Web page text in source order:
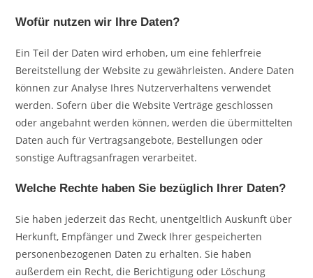
Wofür nutzen wir Ihre Daten?
Ein Teil der Daten wird erhoben, um eine fehlerfreie
Bereitstellung der Website zu gewährleisten. Andere Daten
können zur Analyse Ihres Nutzerverhaltens verwendet
werden. Sofern über die Website Verträge geschlossen
oder angebahnt werden können, werden die übermittelten
Daten auch für Vertragsangebote, Bestellungen oder
sonstige Auftragsanfragen verarbeitet.
Welche Rechte haben Sie bezüglich Ihrer Daten?
Sie haben jederzeit das Recht, unentgeltlich Auskunft über
Herkunft, Empfänger und Zweck Ihrer gespeicherten
personenbezogenen Daten zu erhalten. Sie haben
außerdem ein Recht, die Berichtigung oder Löschung